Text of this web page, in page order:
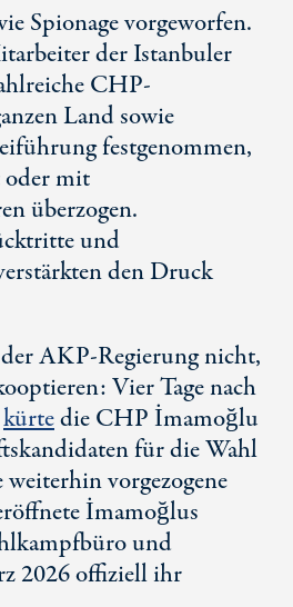
Spionage vorgeworfen.
der Istanbuler
CHP-
Land sowie
festgenommen,
mit
überzogen.
und
den Druck
AKP-Regierung nicht,
Vier Tage nach
kürtedie CHP İmamoğlu
für die Wahl
vorgezogene
İmamoğlus
und
2026 offiziell ihr